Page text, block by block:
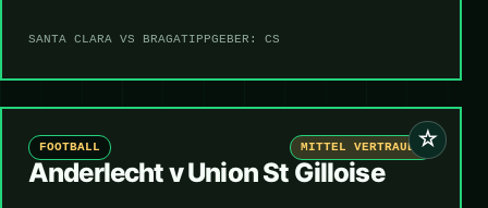
SANTA CLARA VS BRAGATIPPGEBER: CS
☆
FOOTBALL MITTEL VERTRAUEN
Anderlecht v Union St Gilloise